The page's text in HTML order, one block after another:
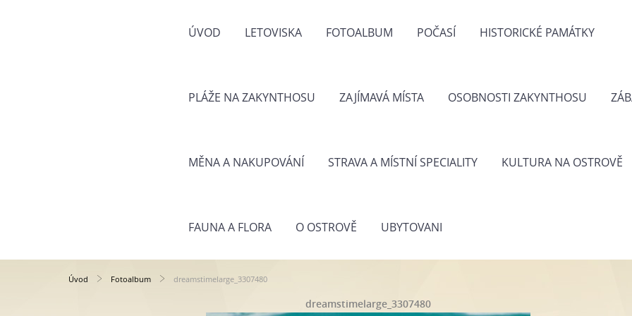
ÚVOD LETOVISKA FOTOALBUM POČASÍ HISTORICKÉ PAMÁTKY
PLÁŽE NA ZAKYNTHOSU ZAJÍMAVÁ MÍSTA OSOBNOSTI ZAKYNTHOSU
MĚNA A NAKUPOVÁNÍ STRAVA A MÍSTNÍ SPECIALITY KULTURA NA OSTROVĚ
FAUNA A FLORA O OSTROVĚ UBYTOVANI
Úvod Fotoalbum dreamstimelarge_3307480
dreamstimelarge_3307480